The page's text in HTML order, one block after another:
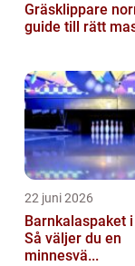
Gräsklippare
guide till rätt
22 juni 2026
Barnkalaspaket
Så väljer du en
minnesvä...